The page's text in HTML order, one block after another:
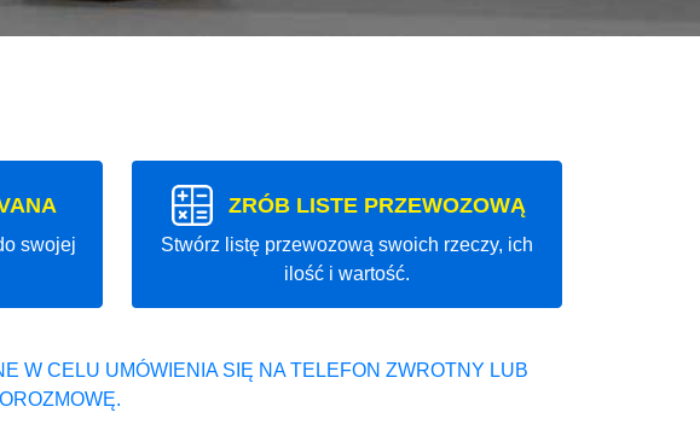
swojej
ZRÓB LISTE PRZEWOZOWĄ
Stwórz listę przewozową swoich rzeczy, ich
ilość i wartość.
W CELU UMÓWIENIA SIĘ NA TELEFON ZWROTNY LUB